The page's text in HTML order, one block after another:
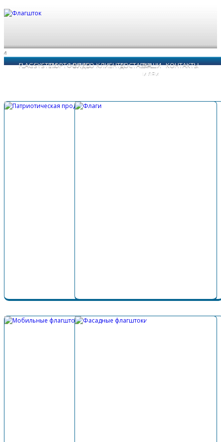
FLAGSYSTEMПОРТФОЛИО
ВИДЕО КЛИЕНТЫДОСТАВКАВАШИ
ИДЕИ
КОНТАКТЫ
Патриотическая продукция
Мобильные флагштокиФасадные флагштоки
Кабинетные флагштоки